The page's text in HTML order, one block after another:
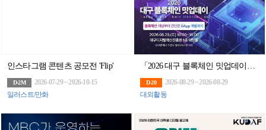
인스타그램 콘텐츠 공모전 'Flip'
D-2M
2026-07-29 ~ 2026-10-15
일러스트/만화
D-20
2026-08-29 ~ 2026-08-29
대외활동